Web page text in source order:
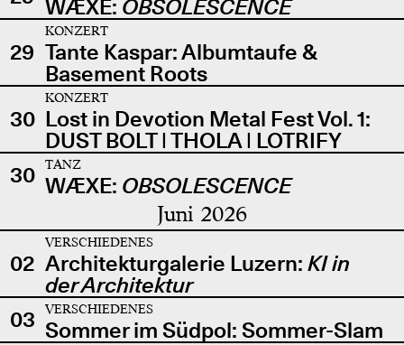
WÆXE: OBSOLESCENCE
29
KONZERT
Tante Kaspar: Albumtaufe &
Basement Roots
30
KONZERT
Lost in Devotion Metal Fest Vol. 1:
DUST BOLT | THOLA | LOTRIFY
30
TANZ
WÆXE: OBSOLESCENCE
Juni 2026
02
VERSCHIEDENES
Architekturgalerie Luzern: KI in
der Architektur
03
VERSCHIEDENES
Sommer im Südpol: Sommer-Slam